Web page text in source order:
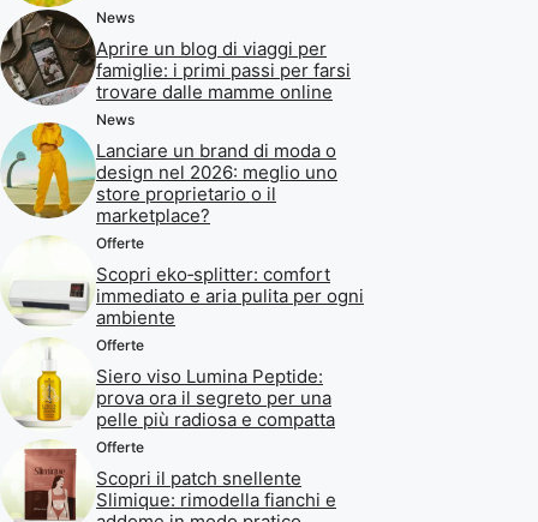
News
Aprire un blog di viaggi per
famiglie: i primi passi per farsi
trovare dalle mamme online
News
Lanciare un brand di moda o
design nel 2026: meglio uno
store proprietario o il
marketplace?
Offerte
Scopri eko‑splitter: comfort
immediato e aria pulita per ogni
ambiente
Offerte
Siero viso Lumina Peptide:
prova ora il segreto per una
pelle più radiosa e compatta
Offerte
Scopri il patch snellente
Slimique: rimodella fianchi e